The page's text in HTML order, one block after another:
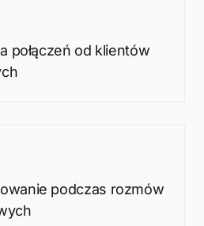
połączeń od klientów
podczas rozmów